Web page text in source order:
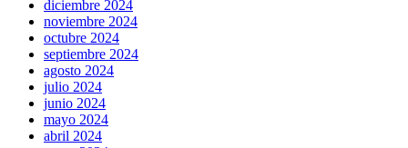
diciembre 2024
noviembre 2024
octubre 2024
septiembre 2024
agosto 2024
julio 2024
junio 2024
mayo 2024
abril 2024